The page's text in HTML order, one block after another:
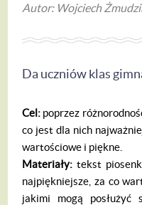
Autor: Wojciech
Da uczniów klas
Cel: poprzez
co jest dla nich
wartościowe i piękne.
Materiały: tekst
najpiękniejsze, za co
jakimi mogą posłużyć